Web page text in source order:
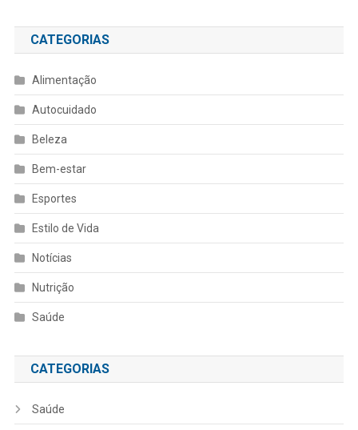
CATEGORIAS
Alimentação
Autocuidado
Beleza
Bem-estar
Esportes
Estilo de Vida
Notícias
Nutrição
Saúde
CATEGORIAS
Saúde